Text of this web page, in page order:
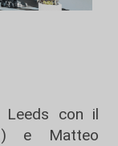
Leeds con il
e Matteo